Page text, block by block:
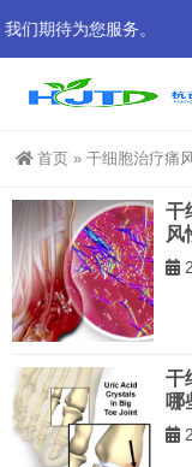
们期待为您服务。
首页 » 干细胞治疗痛
干
风
干
哪